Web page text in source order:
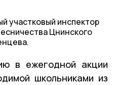
участковый инспектор
Цнинского
в ежегодной акции
школьниками из